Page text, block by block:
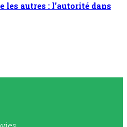
les autres : l’autorité dans